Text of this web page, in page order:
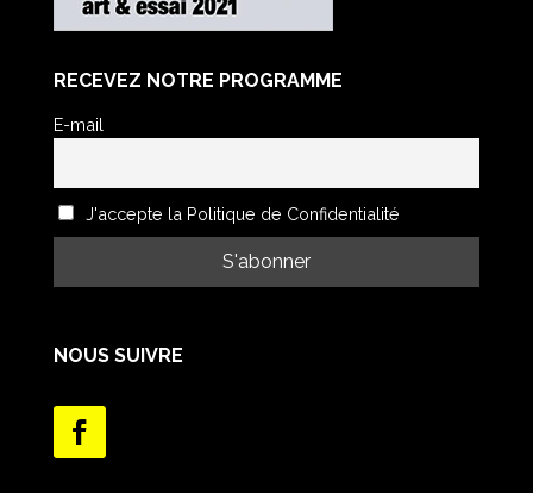
RECEVEZ NOTRE PROGRAMME
E-mail
J'accepte la Politique de Confidentialité
NOUS SUIVRE